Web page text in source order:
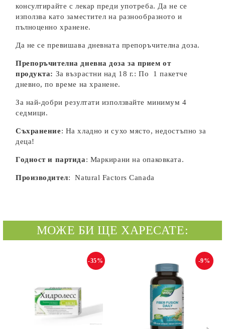
консултирайте с лекар преди употреба. Да не се
използва като заместител на разнообразното и
пълноценно хранене.
Да не се превишава дневната препоръчителна доза.
Препоръчителна дневна доза за прием от
продукта: За възрастни над 18 г.: По 1 пакетче
дневно, по време на хранене.
За най-добри резултати използвайте минимум 4
седмици.
Съхранение: На хладно и сухо място, недостъпно за
деца!
Годност и партида: Маркирани на опаковката.
Производител: Natural Factors Canada
МОЖЕ БИ ЩЕ ХАРЕСАТЕ:
-35% -9%